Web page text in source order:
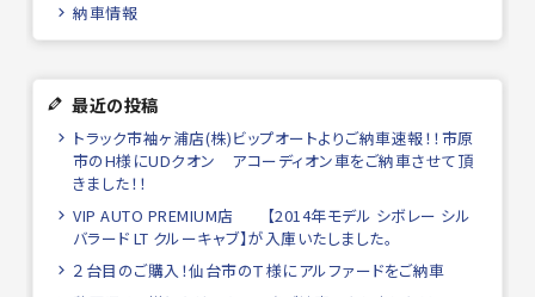
納車情報
最近の投稿
トラック市袖ヶ浦店(株)ビップオートよりご納車速報！！市原
市のH様にUDクオン アコーディオン車をご納車させて頂
きました！！
VIP AUTO PREMIUM店 【2014年モデル シボレー シル
バラード LT クルーキャブ】が入庫いたしました。
２台目のご購入！仙台市のＴ様にアルファードをご納車